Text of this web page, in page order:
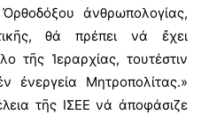
ἀνθρωπολογίας,
θά πρέπει νά ἔχει
τῆς Ἱεραρχίας, τουτέστιν
Μητροπολίτας.»
τῆς ΙΣΕΕ νά ἀποφάσιζε